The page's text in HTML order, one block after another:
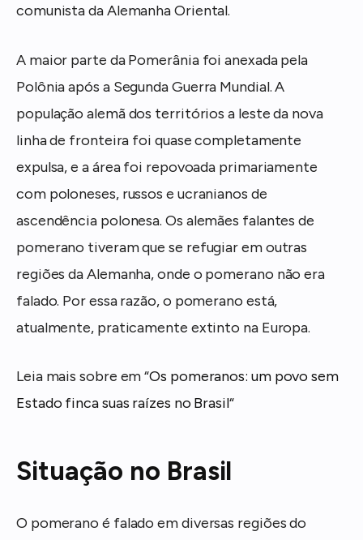
comunista da Alemanha Oriental.
A maior parte da Pomerânia foi anexada pela
Polônia após a Segunda Guerra Mundial. A
população alemã dos territórios a leste da nova
linha de fronteira foi quase completamente
expulsa, e a área foi repovoada primariamente
com poloneses, russos e ucranianos de
ascendência polonesa. Os alemães falantes de
pomerano tiveram que se refugiar em outras
regiões da Alemanha, onde o pomerano não era
falado. Por essa razão, o pomerano está,
atualmente, praticamente extinto na Europa.
Leia mais sobre em “Os pomeranos: um povo sem
Estado finca suas raízes no Brasil“
Situação no Brasil
O pomerano é falado em diversas regiões do